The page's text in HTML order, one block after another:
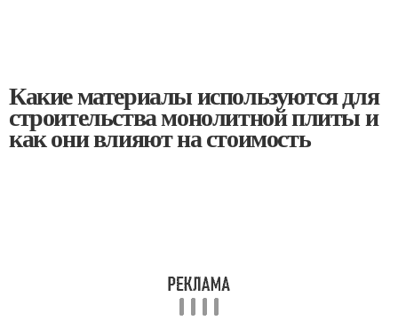
Какие материалы используются для
строительства монолитной плиты и
как они влияют на стоимость